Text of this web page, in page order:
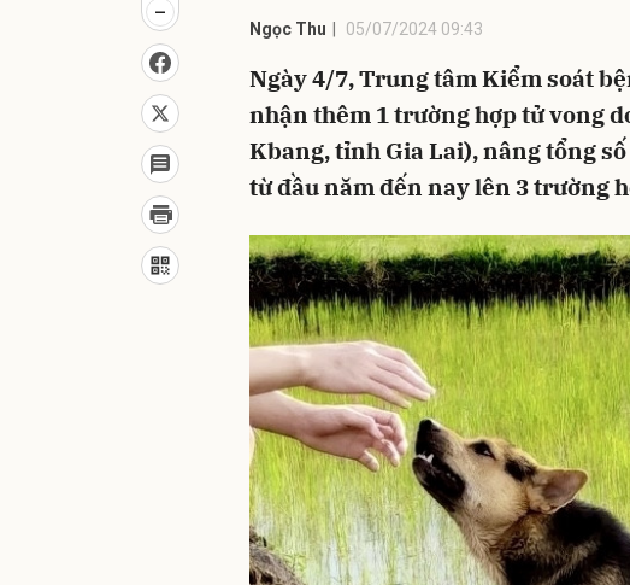
Ngọc Thu 05/07/2024 09:43
Ngày 4/7, Trung tâm Kiểm soát
nhận thêm 1 trường hợp tử vong
Kbang, tỉnh Gia Lai), nâng tổng
từ đầu năm đến nay lên 3 trường